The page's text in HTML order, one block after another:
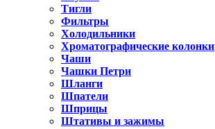
Тигли
Фильтры
Холодильники
Хроматографические колонки
Чаши
Чашки Петри
Шланги
Шпатели
Шприцы
Штативы и зажимы